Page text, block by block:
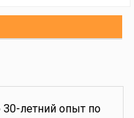
30-летний опыт по